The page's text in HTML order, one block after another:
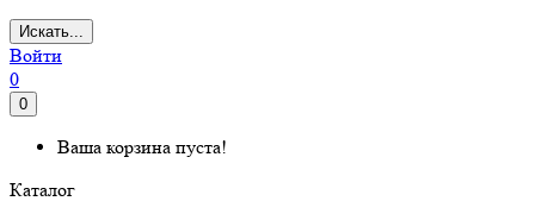
Искать...
Войти
0
0
Ваша корзина пуста!
Каталог